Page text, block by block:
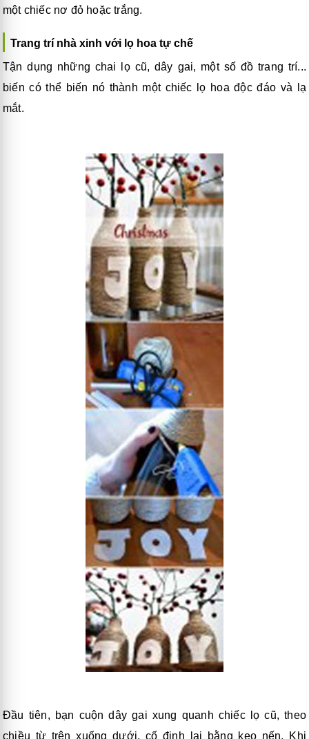
một chiếc nơ đỏ hoặc trắng.
Trang trí nhà xinh với lọ hoa tự chế
Tận dụng những chai lọ cũ, dây gai, một số đồ trang trí...
biến có thể biến nó thành một chiếc lọ hoa độc đáo và lạ
mắt.
Đầu tiên, bạn cuộn dây gai xung quanh chiếc lọ cũ, theo
chiều từ trên xuống dưới, cố định lại bằng keo nến. Khi